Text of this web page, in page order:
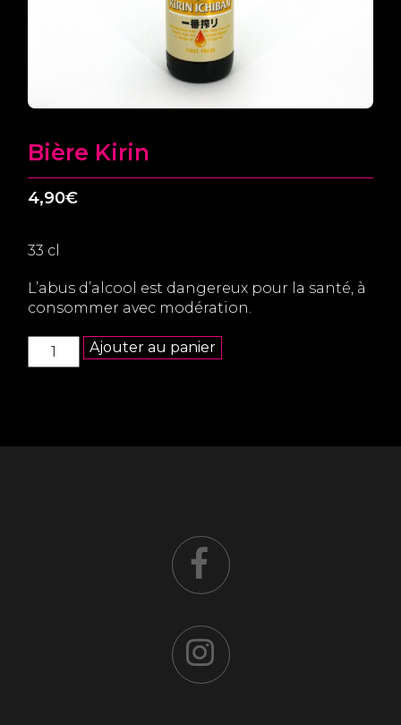
Bière Kirin
4,90€
33 cl
L’abus d’alcool est dangereux pour la santé, à
consommer avec modération.
quantité
de
Ajouter au panier